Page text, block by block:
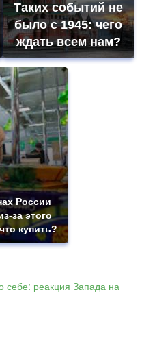
Таких событий не
было с 1945: чего
ждать всем нам?
России
за этого
купить?